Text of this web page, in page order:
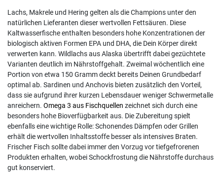
Lachs, Makrele und Hering gelten als die Champions unter den
natürlichen Lieferanten dieser wertvollen Fettsäuren. Diese
Kaltwasserfische enthalten besonders hohe Konzentrationen der
biologisch aktiven Formen EPA und DHA, die Dein Körper direkt
verwerten kann. Wildlachs aus Alaska übertrifft dabei gezüchtete
Varianten deutlich im Nährstoffgehalt. Zweimal wöchentlich eine
Portion von etwa 150 Gramm deckt bereits Deinen Grundbedarf
optimal ab. Sardinen und Anchovis bieten zusätzlich den Vorteil,
dass sie aufgrund ihrer kurzen Lebensdauer weniger Schwermetalle
anreichern. Omega 3 aus Fischquellen zeichnet sich durch eine
besonders hohe Bioverfügbarkeit aus. Die Zubereitung spielt
ebenfalls eine wichtige Rolle: Schonendes Dämpfen oder Grillen
erhält die wertvollen Inhaltsstoffe besser als intensives Braten.
Frischer Fisch sollte dabei immer den Vorzug vor tiefgefrorenen
Produkten erhalten, wobei Schockfrostung die Nährstoffe durchaus
gut konserviert.